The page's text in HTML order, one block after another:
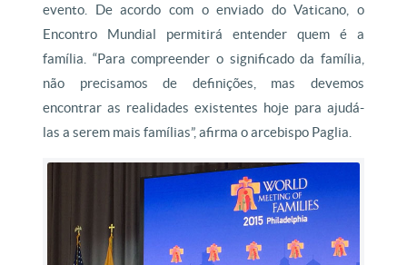
evento. De acordo com o enviado do Vaticano, o
Encontro Mundial permitirá entender quem é a
família. “Para compreender o significado da família,
não precisamos de definições, mas devemos
encontrar as realidades existentes hoje para ajudá-
las a serem mais famílias”, afirma o arcebispo Paglia.